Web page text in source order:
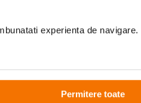
experienta de
Permitere toate
recomandari utile,
oferte pregatite special
499lei